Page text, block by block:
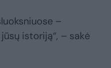
–
istoriją“, – sakė